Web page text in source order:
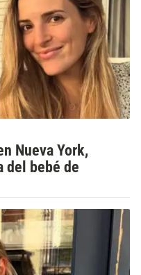
Nueva York,
del bebé de